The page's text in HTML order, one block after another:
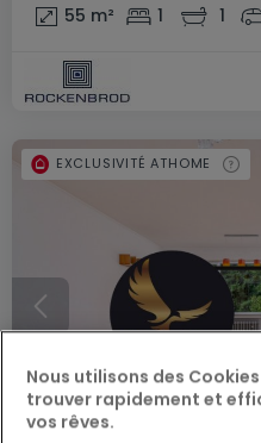
55 m² 1 1
EXCLUSIVITÉ ATHOME
Nous utilisons des
trouver rapidement et
vos rêves.